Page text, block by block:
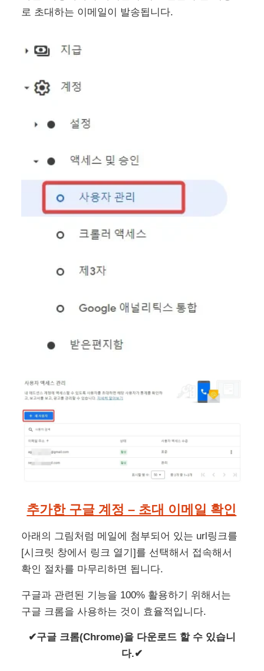
로 초대하는 이메일이 발송됩니다.
추가한 구글 계정 – 초대 이메일 확인
아래의 그림처럼 메일에 첨부되어 있는 url링크를
[시크릿 창에서 링크 열기]를 선택해서 접속해서
확인 절차를 마무리하면 됩니다.
구글과 관련된 기능을 100% 활용하기 위해서는
구글 크롬을 사용하는 것이 효율적입니다.
✔구글 크롬(Chrome)을 다운로드 할 수 있습니
다.✔